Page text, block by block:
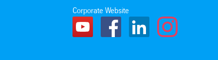
Corporate Website